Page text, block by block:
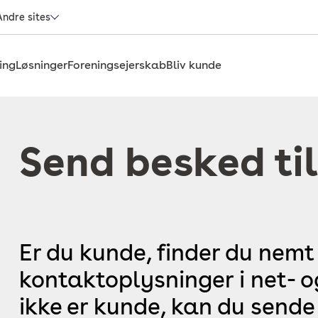
sites
LøsningerForeningsejerskabBliv kunde
Send besked
Er du kunde, finder du
kontaktoplysninger i net-
ikke er kunde, kan du